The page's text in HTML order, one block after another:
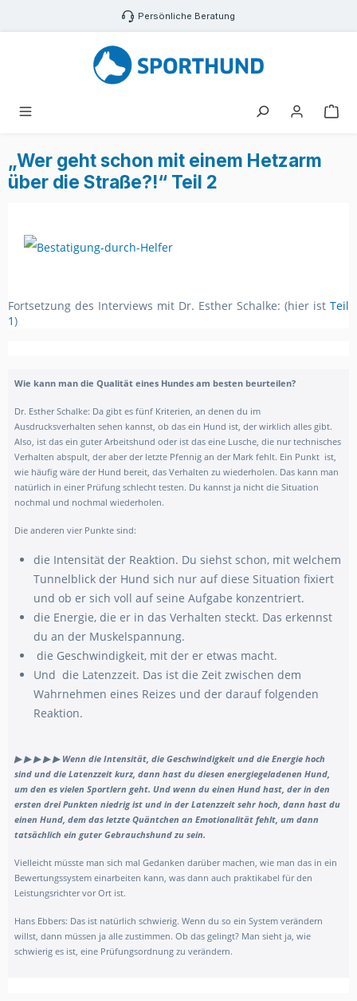
Zum Hauptinhalt springen Persönliche Beratung
„Wer geht schon mit einem Hetzarm
über die Straße?!“ Teil 2
Fortsetzung des Interviews mit Dr. Esther Schalke: (hier ist Teil
1)
Wie kann man die Qualität eines Hundes am besten beurteilen?
Dr. Esther Schalke: Da gibt es fünf Kriterien, an denen du im
Ausdrucksverhalten sehen kannst, ob das ein Hund ist, der wirklich alles gibt.
Also, ist das ein guter Arbeitshund oder ist das eine Lusche, die nur technisches
Verhalten abspult, der aber der letzte Pfennig an der Mark fehlt. Ein Punkt ist,
wie häufig wäre der Hund bereit, das Verhalten zu wiederholen. Das kann man
natürlich in einer Prüfung schlecht testen. Du kannst ja nicht die Situation
nochmal und nochmal wiederholen.
Die anderen vier Punkte sind:
die Intensität der Reaktion. Du siehst schon, mit welchem
Tunnelblick der Hund sich nur auf diese Situation fixiert
und ob er sich voll auf seine Aufgabe konzentriert.
die Energie, die er in das Verhalten steckt. Das erkennst
du an der Muskelspannung.
die Geschwindigkeit, mit der er etwas macht.
Und die Latenzzeit. Das ist die Zeit zwischen dem
Wahrnehmen eines Reizes und der darauf folgenden
Reaktion.
▶ ▶ ▶ ▶ ▶ Wenn die Intensität, die Geschwindigkeit und die Energie hoch
sind und die Latenzzeit kurz, dann hast du diesen energiegeladenen Hund,
um den es vielen Sportlern geht. Und wenn du einen Hund hast, der in den
ersten drei Punkten niedrig ist und in der Latenzzeit sehr hoch, dann hast du
einen Hund, dem das letzte Quäntchen an Emotionalität fehlt, um dann
tatsächlich ein guter Gebrauchshund zu sein.
Vielleicht müsste man sich mal Gedanken darüber machen, wie man das in ein
Bewertungssystem einarbeiten kann, was dann auch praktikabel für den
Leistungsrichter vor Ort ist.
Hans Ebbers: Das ist natürlich schwierig. Wenn du so ein System verändern
willst, dann müssen ja alle zustimmen. Ob das gelingt? Man sieht ja, wie
schwierig es ist, eine Prüfungsordnung zu verändern.